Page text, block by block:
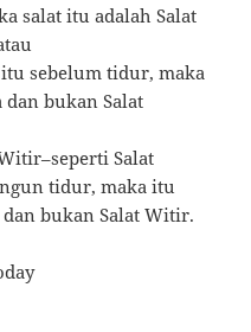
salat itu adalah Salat
sebelum tidur, maka
bukan Salat
Salat
tidur, maka itu
dan bukan Salat Witir.